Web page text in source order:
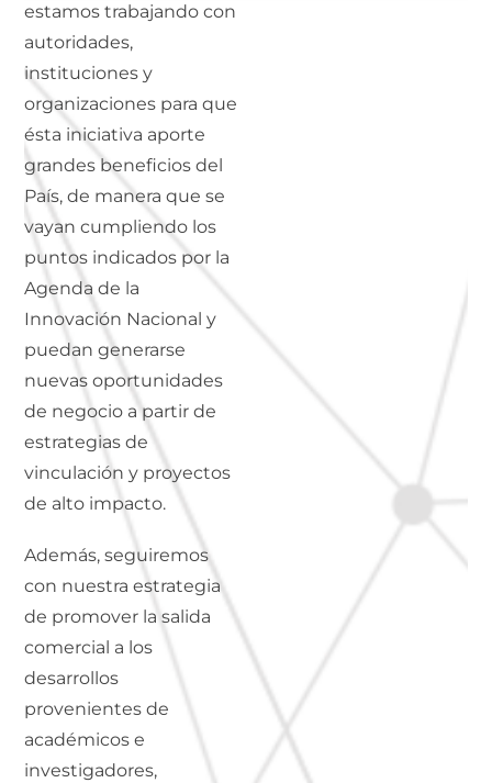
estamos trabajando con
autoridades,
instituciones y
organizaciones para que
ésta iniciativa aporte
grandes beneficios del
País, de manera que se
vayan cumpliendo los
puntos indicados por la
Agenda de la
Innovación Nacional y
puedan generarse
nuevas oportunidades
de negocio a partir de
estrategias de
vinculación y proyectos
de alto impacto.
Además, seguiremos
con nuestra estrategia
de promover la salida
comercial a los
desarrollos
provenientes de
académicos e
investigadores,